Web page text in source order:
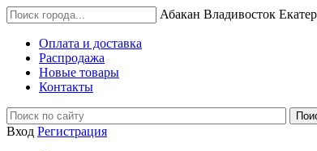
Абакан Владивосток
Оплата и доставка
Распродажа
Новые товары
Контакты
Вход Регистрация